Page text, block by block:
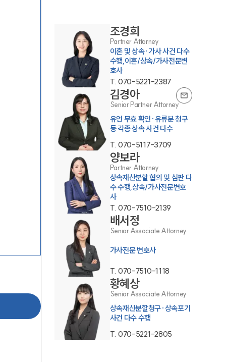
그룹소개
그룹소개
대륜의 강점
오시는 길
글로벌 파트너 로펌
고객의 소리
조경희
Partner Attorney
이혼 및 상속·가사 사건 다수
수행,이혼/상속/가사전문변
호사
T. 070-5221-2387
김경아
Senior Partner Attorney
유언 무효 확인·유류분 청구
등 각종 상속 사건 다수
T. 070-5117-3709
양보라
Partner Attorney
상속재산분할 협의 및 심판 다
수 수행,상속/가사전문변호
사
T. 070-7510-2139
배서정
Senior Associate Attorney
가사전문 변호사
T. 070-7510-1118
황혜상
Senior Associate Attorney
상속재산분할청구·상속포기
사건 다수 수행
T. 070-5221-2805